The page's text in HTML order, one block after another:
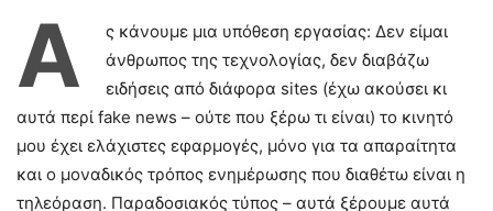
Α
ς κάνουμε μια υπόθεση εργασίας: Δεν είμαι
άνθρωπος της τεχνολογίας, δεν διαβάζω
ειδήσεις από διάφορα sites (έχω ακούσει κι
αυτά περί fake news – ούτε που ξέρω τι είναι) το κινητό
μου έχει ελάχιστες εφαρμογές, μόνο για τα απαραίτητα
και ο μοναδικός τρόπος ενημέρωσης που διαθέτω είναι η
τηλεόραση. Παραδοσιακός τύπος – αυτά ξέρουμε αυτά